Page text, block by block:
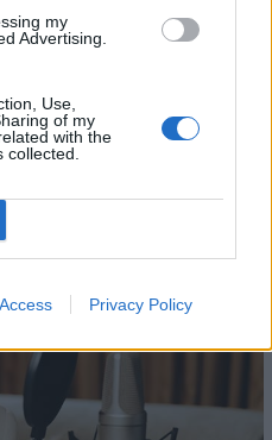
my
Advertising.
Use,
of my
with the
Privacy Policy
piacerti